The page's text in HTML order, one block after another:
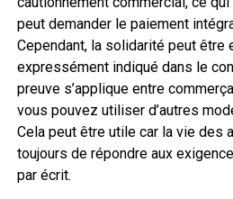
peut demander le paiement
Cependant, la solidarité peut être
expressément indiqué dans le
preuve s’applique entre
vous pouvez utiliser d’autres
Cela peut être utile car la vie des
toujours de répondre aux
par écrit.